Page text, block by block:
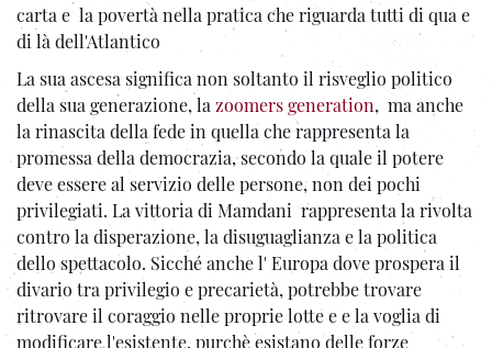
carta e la povertà nella pratica che riguarda tutti di qua e
di là dell'Atlantico
La sua ascesa significa non soltanto il risveglio politico
della sua generazione, la zoomers generation, ma anche
la rinascita della fede in quella che rappresenta la
promessa della democrazia, secondo la quale il potere
deve essere al servizio delle persone, non dei pochi
privilegiati. La vittoria di Mamdani rappresenta la rivolta
contro la disperazione, la disuguaglianza e la politica
dello spettacolo. Sicché anche l' Europa dove prospera il
divario tra privilegio e precarietà, potrebbe trovare
ritrovare il coraggio nelle proprie lotte e e la voglia di
modificare l'esistente, purchè esistano delle forze